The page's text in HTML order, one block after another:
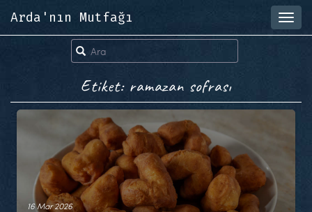
Arda'nın Mutfağı
Etiket: ramazan sofrası
16 Mar 2026